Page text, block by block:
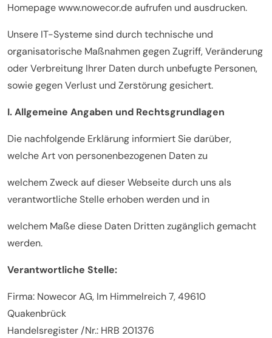
Homepage www.nowecor.de aufrufen und ausdrucken.
Unsere IT-Systeme sind durch technische und
organisatorische Maßnahmen gegen Zugriff, Veränderung
oder Verbreitung Ihrer Daten durch unbefugte Personen,
sowie gegen Verlust und Zerstörung gesichert.
I. Allgemeine Angaben und Rechtsgrundlagen
Die nachfolgende Erklärung informiert Sie darüber,
welche Art von personenbezogenen Daten zu
welchem Zweck auf dieser Webseite durch uns als
verantwortliche Stelle erhoben werden und in
welchem Maße diese Daten Dritten zugänglich gemacht
werden.
Verantwortliche Stelle:
Firma: Nowecor AG, Im Himmelreich 7, 49610
Quakenbrück
Handelsregister /Nr.: HRB 201376